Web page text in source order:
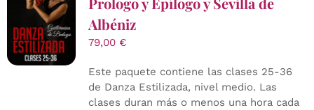
Albéniz
79,00 €
Este paquete contiene las clases 25-36
de Danza Estilizada, nivel medio. Las
clases duran más o menos una hora cada